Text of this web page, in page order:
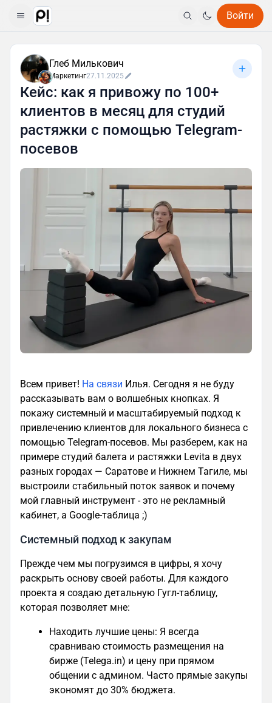
Войти
Глеб Милькович
Маркетинг27.11.2025
Кейс: как я привожу по 100+
клиентов в месяц для студий
растяжки с помощью Telegram-
посевов
Всем привет! На связи Илья. Сегодня я не буду
рассказывать вам о волшебных кнопках. Я
покажу системный и масштабируемый подход к
привлечению клиентов для локального бизнеса с
помощью Telegram-посевов. Мы разберем, как на
примере студий балета и растяжки Levita в двух
разных городах — Саратове и Нижнем Тагиле, мы
выстроили стабильный поток заявок и почему
мой главный инструмент - это не рекламный
кабинет, а Google-таблица ;)
Системный подход к закупам
Прежде чем мы погрузимся в цифры, я хочу
раскрыть основу своей работы. Для каждого
проекта я создаю детальную Гугл-таблицу,
которая позволяет мне:
Находить лучшие цены: Я всегда
сравниваю стоимость размещения на
бирже (Telega.in) и цену при прямом
общении с админом. Часто прямые закупы
экономят до 30% бюджета.